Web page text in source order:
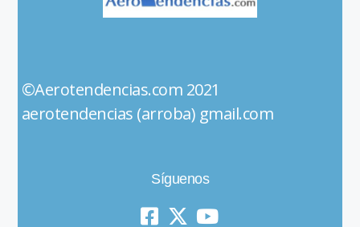
©Aerotendencias.com 2021
aerotendencias (arroba) gmail.com
Síguenos